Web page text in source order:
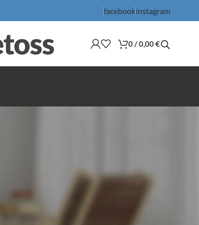
facebookinstagram
0 /0,00€